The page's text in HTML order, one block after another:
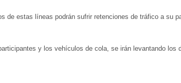
de estas líneas podrán sufrir retenciones de tráfico a su
y los vehículos de cola, se irán levantando